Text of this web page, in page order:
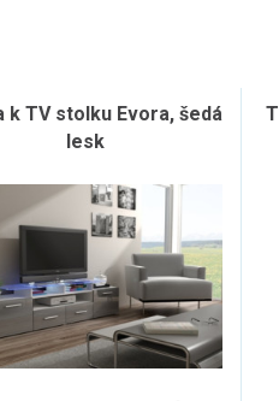
k TV stolku Evora, šedá
lesk